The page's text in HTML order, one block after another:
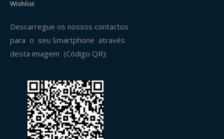
Wishlist
Descarregue os nossos contactos
para o seu Smartphone através
desta imagem (Código QR):